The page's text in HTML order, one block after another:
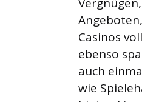
Casinos
ebenso
auch
wie